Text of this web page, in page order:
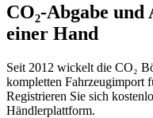
CO₂-Abgabe
einer Hand
Seit 2012 wickelt die CO₂
kompletten Fahrzeugimport
Registrieren Sie sich
Händlerplattform.